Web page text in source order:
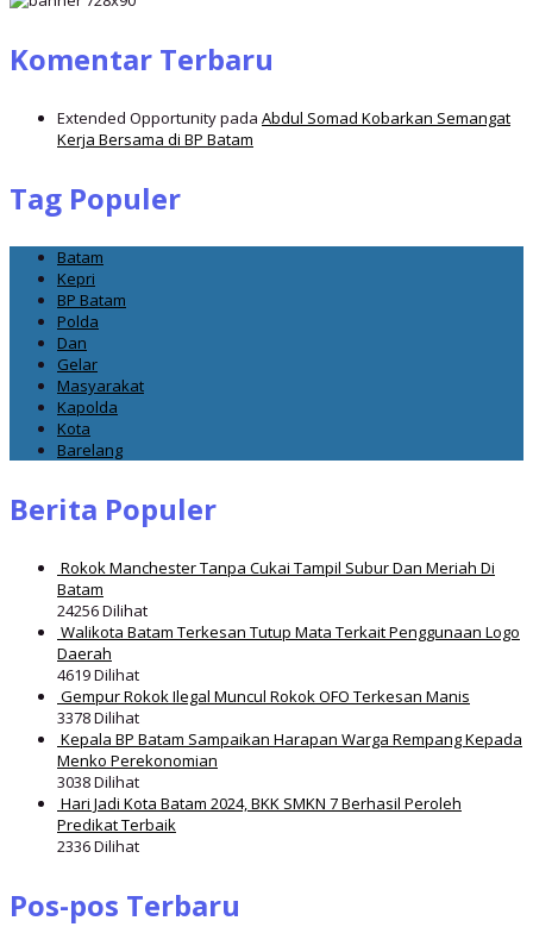
Komentar Terbaru
Extended Opportunitypada Abdul Somad Kobarkan Semangat
Kerja Bersama di BP Batam
Tag Populer
Batam
Kepri
BP Batam
Polda
Dan
Gelar
Masyarakat
Kapolda
Kota
Barelang
Berita Populer
Rokok Manchester Tanpa Cukai Tampil Subur Dan Meriah Di
Batam
24256 Dilihat
Walikota Batam Terkesan Tutup Mata Terkait Penggunaan Logo
Daerah
4619 Dilihat
Gempur Rokok Ilegal Muncul Rokok OFO Terkesan Manis
3378 Dilihat
Kepala BP Batam Sampaikan Harapan Warga Rempang Kepada
Menko Perekonomian
3038 Dilihat
Hari Jadi Kota Batam 2024, BKK SMKN 7 Berhasil Peroleh
Predikat Terbaik
2336 Dilihat
Pos-pos Terbaru